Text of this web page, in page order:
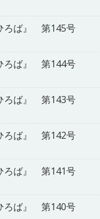
ろば』 第145号
ろば』 第144号
ろば』 第143号
ろば』 第142号
ろば』 第141号
ろば』 第140号